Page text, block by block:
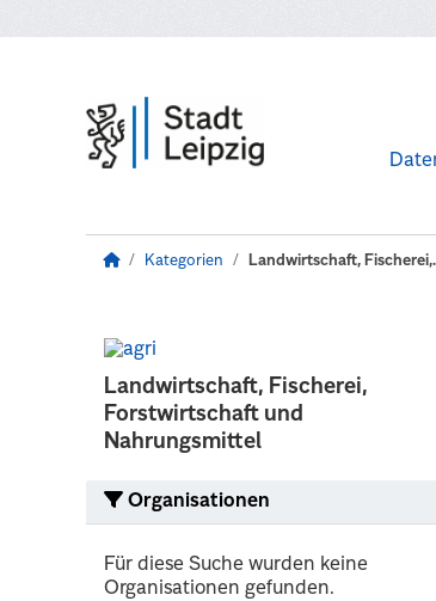
Kategorien Landwirtschaft,
Landwirtschaft, Fischerei,
Forstwirtschaft und
Nahrungsmittel
Organisationen
Für diese Suche wurden keine
Organisationen gefunden.